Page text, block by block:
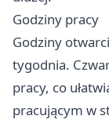
Godziny pracy
Godziny
tygodnia.
pracy, co
pracującym w